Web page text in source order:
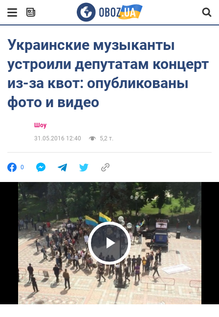
Украинские музыканты
устроили депутатам концерт
из-за квот: опубликованы
фото и видео
Шоу
31.05.2016 12:40
5,2 т.
0
Play Video